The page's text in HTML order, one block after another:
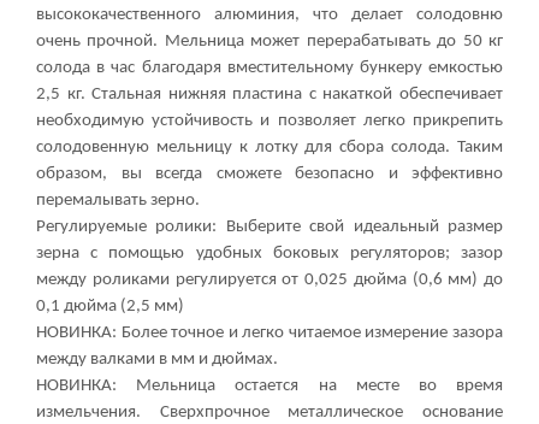
высококачественного алюминия, что делает солодовню
очень прочной. Мельница может перерабатывать до 50 кг
солода в час благодаря вместительному бункеру емкостью
2,5 кг. Стальная нижняя пластина с накаткой обеспечивает
необходимую устойчивость и позволяет легко прикрепить
солодовенную мельницу к лотку для сбора солода. Таким
образом, вы всегда сможете безопасно и эффективно
перемалывать зерно.
Регулируемые ролики: Выберите свой идеальный размер
зерна с помощью удобных боковых регуляторов; зазор
между роликами регулируется от 0,025 дюйма (0,6 мм) до
0,1 дюйма (2,5 мм)
НОВИНКА: Более точное и легко читаемое измерение зазора
между валками в мм и дюймах.
НОВИНКА: Мельница остается на месте во время
измельчения. Сверхпрочное металлическое основание